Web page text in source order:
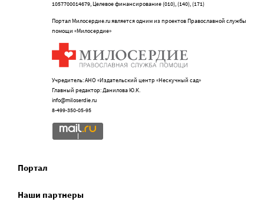
1057700014679, Целевое финансирование (010), (140), (171)
Портал Милосердие.ru является одним из проектов Православной службы
помощи «Милосердие»
Учредитель: АНО «Издательский центр «Нескучный сад»
Главный редактор: Данилова Ю.К.
info@miloserdie.ru
8-499-350-05-95
Портал
Наши партнеры